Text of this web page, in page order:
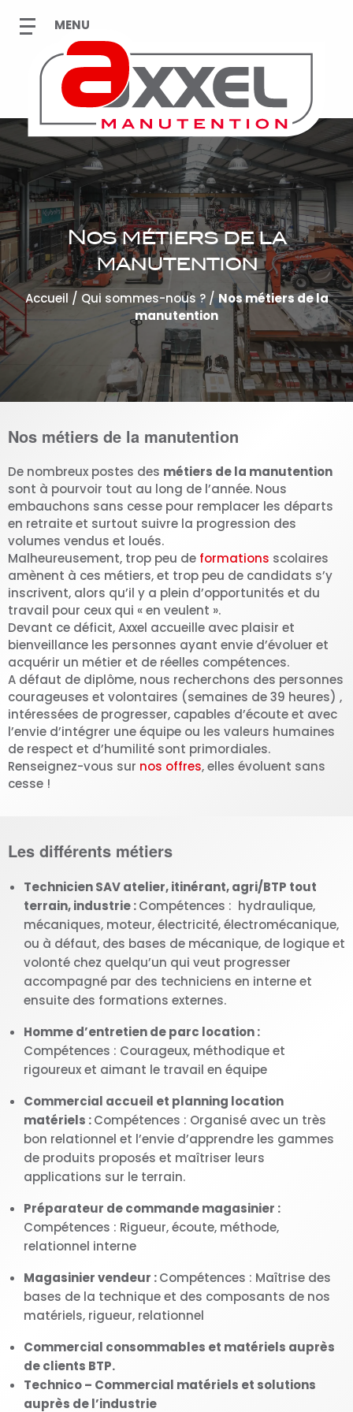
Nos métiers de la
manutention
Accueil / Qui sommes-nous ?/Nos métiers de la
manutention
Nos métiers de la manutention
De nombreux postes des métiers de la manutention
sont à pourvoir tout au long de l’année. Nous
embauchons sans cesse pour remplacer les départs
en retraite et surtout suivre la progression des
volumes vendus et loués.
Malheureusement, trop peu de formations scolaires
amènent à ces métiers, et trop peu de candidats s’y
inscrivent, alors qu’il y a plein d’opportunités et du
travail pour ceux qui « en veulent ».
Devant ce déficit, Axxel accueille avec plaisir et
bienveillance les personnes ayant envie d’évoluer et
acquérir un métier et de réelles compétences.
A défaut de diplôme, nous recherchons des personnes
courageuses et volontaires (semaines de 39 heures) ,
intéressées de progresser, capables d’écoute et avec
l’envie d’intégrer une équipe ou les valeurs humaines
de respect et d’humilité sont primordiales.
Renseignez-vous sur nos offres, elles évoluent sans
cesse !
Les différents métiers
Technicien SAV atelier, itinérant, agri/BTP tout
terrain, industrie :Compétences : hydraulique,
mécaniques, moteur, électricité, électromécanique,
ou à défaut, des bases de mécanique, de logique et
volonté chez quelqu’un qui veut progresser
accompagné par des techniciens en interne et
ensuite des formations externes.
Homme d’entretien de parc location :
Compétences : Courageux, méthodique et
rigoureux et aimant le travail en équipe
Commercial accueil et planning location
matériels :Compétences : Organisé avec un très
bon relationnel et l’envie d’apprendre les gammes
de produits proposés et maîtriser leurs
applications sur le terrain.
Préparateur de commande magasinier :
Compétences : Rigueur, écoute, méthode,
relationnel interne
Magasinier vendeur :Compétences : Maîtrise des
bases de la technique et des composants de nos
matériels, rigueur, relationnel
Commercial consommables et matériels auprès
de clients BTP.
Technico – Commercial matériels et solutions
auprès de l’industrie